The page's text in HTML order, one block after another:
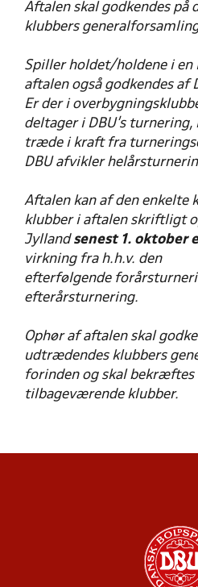
Aftalen skal godkendes på
klubbers
Spiller holdet/holdene i en
aftalen også godkendes af
Er der i
deltager i DBU's
træde i kraft fra
DBU afvikler
Aftalen kan af den enkelte
klubber i aftalen skriftligt
Jyllandsenest 1. oktober
virkning fra h.h.v. den
efterfølgende
efterårsturnering.
Ophør af aftalen skal
udtrædendes klubbers
forinden og skal bekræftes
tilbageværende klubber.